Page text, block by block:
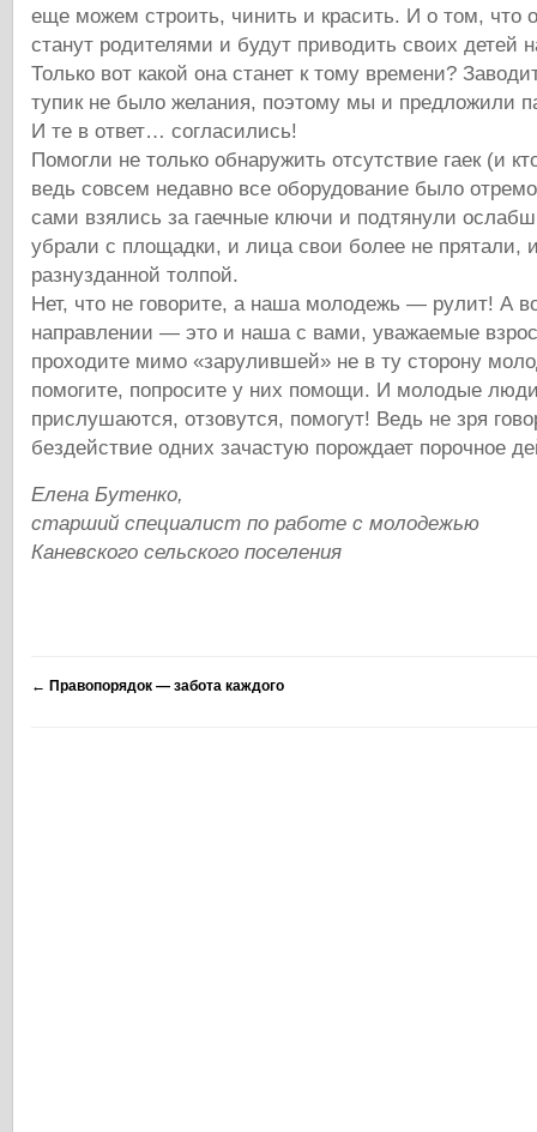
еще можем строить, чинить и красить. И о том, что
станут родителями и будут приводить своих детей
Только вот какой она станет к тому времени?
тупик не было желания, поэтому мы и предложили
И те в ответ… согласились!
Помогли не только обнаружить отсутствие гаек (и
ведь совсем недавно все оборудование было
сами взялись за гаечные ключи и подтянули
убрали с площадки, и лица свои более не прятали,
разнузданной толпой.
Нет, что не говорите, а наша молодежь — рулит! А
направлении — это и наша с вами, уважаемые
проходите мимо «зарулившей» не в ту сторону
помогите, попросите у них помощи. И молодые люди
прислушаются, отзовутся, помогут! Ведь не зря
бездействие одних зачастую порождает порочное
Елена Бутенко,
старший специалист по работе с молодежью
Каневского сельского поселения
← Правопорядок — забота каждого